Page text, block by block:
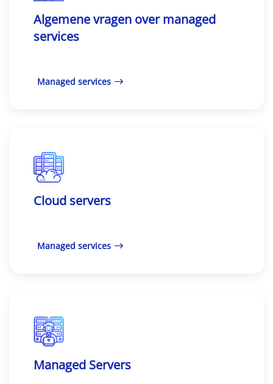
Algemene vragen over managed
services
Managed services
Cloud servers
Managed services
Managed Servers